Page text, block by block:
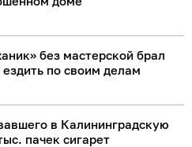
без мастерской брал
по своим делам
в Калининградскую
пачек сигарет